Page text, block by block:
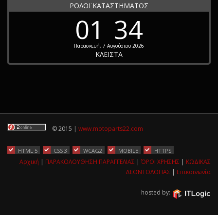
ΡΟΛΟΪ ΚΑΤΑΣΤΗΜΑΤΟΣ
01 34
Παρασκευή, 7 Αυγούστου 2026
ΚΛΕΙΣΤΑ
© 2015 | www.motoparts22.com
HTML 5 CSS 3 WCAG2 MOBILE HTTPS
Αρχική | ΠΑΡΑΚΟΛΟΥΘΗΣΗ ΠΑΡΑΓΓΕΛΙΑΣ |ΌΡΟΙ ΧΡΗΣΗΣ | ΚΩΔΙΚΑΣ
ΔΕΟΝΤΟΛΟΓΙΑΣ | Επικοινωνία
hosted by: